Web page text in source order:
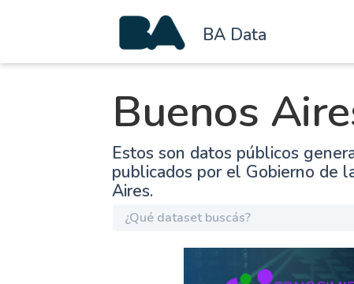
BA Data
Buenos
Estos son datos públicos
publicados por el Gobierno de
Aires.